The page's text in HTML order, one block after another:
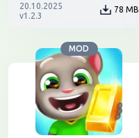
20.10.2025
v1.2.3
78 MB
MOD